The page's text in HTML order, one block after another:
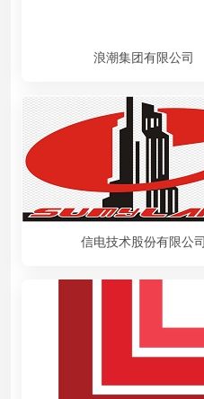
浪潮集团有限公司
信电技术股份有限公司